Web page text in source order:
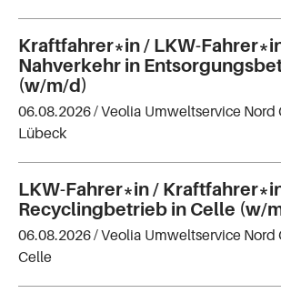
Kraftfahrer*in / LKW-
Nahverkehr in
(w/m/d)
06.08.2026 /Veolia Umweltservice Nord
Lübeck
LKW-Fahrer*in /
Recyclingbetrieb in Celle (w/
06.08.2026 /Veolia Umweltservice Nord
Celle